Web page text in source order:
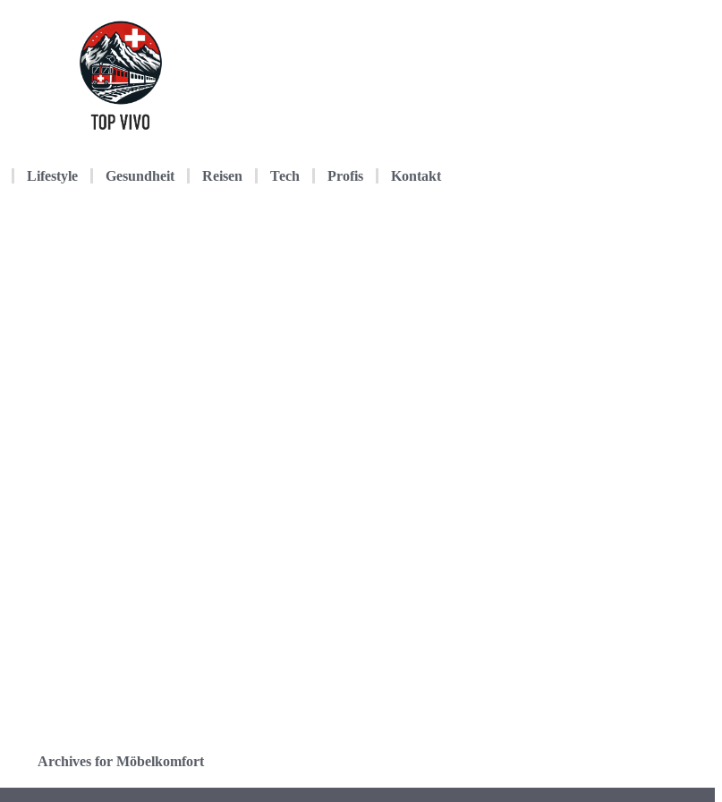
Lifestyle Gesundheit Reisen Tech Profis Kontakt
Archives for Möbelkomfort